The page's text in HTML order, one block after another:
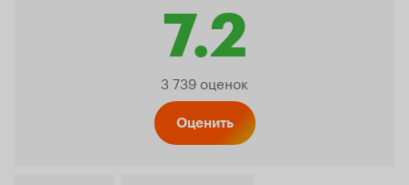
7.2
Рейтинг
3 739 оценок
Оценить